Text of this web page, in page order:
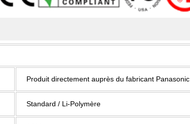
Produit directement auprès du fabricant Panasonic
Standard / Li-Polymère